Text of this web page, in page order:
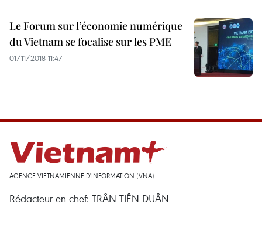
Le Forum sur l’économie numérique
du Vietnam se focalise sur les PME
01/11/2018 11:47
AGENCE VIETNAMIENNE D'INFORMATION (VNA)
Rédacteur en chef: TRÂN TIÊN DUÂN